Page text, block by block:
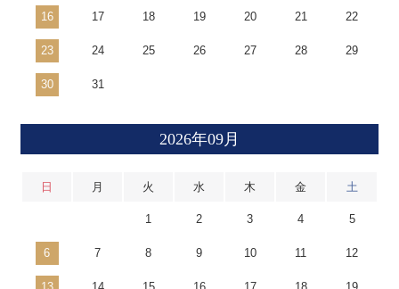
16 17 18 19 20 21 22
23 24 25 26 27 28 29
30 31
2026年09月
日 月 火 水 木 金 土
1 2 3 4 5
6 7 8 9 10 11 12